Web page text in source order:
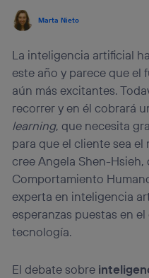
Marta Nieto
La inteligencia artificial
este año y parece que el
aún más excitantes.
recorrer y en él cobrará
learning, que necesita
para que el cliente sea
cree Angela Shen-
Comportamiento
experta en inteligencia
esperanzas puestas en
tecnología.
El debate sobre